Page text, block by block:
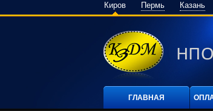
Киров Пермь Казань
ГЛАВНАЯ